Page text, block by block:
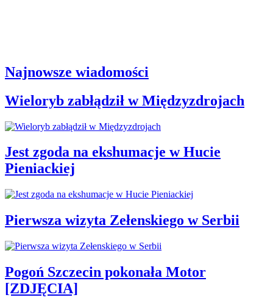
Najnowsze wiadomości
Wieloryb zabłądził w Międzyzdrojach
Jest zgoda na ekshumacje w Hucie
Pieniackiej
Pierwsza wizyta Zełenskiego w Serbii
Pogoń Szczecin pokonała Motor
[ZDJĘCIA]